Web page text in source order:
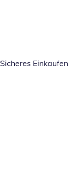
Sicheres Einkaufen